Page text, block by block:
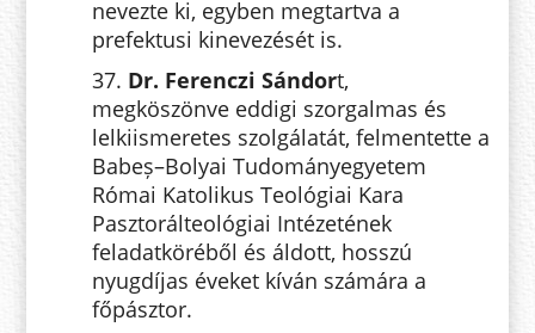
nevezte ki, egyben megtartva a
prefektusi kinevezését is.
37. Dr. Ferenczi Sándort,
megköszönve eddigi szorgalmas és
lelkiismeretes szolgálatát, felmentette a
Babeș–Bolyai Tudományegyetem
Római Katolikus Teológiai Kara
Pasztorálteológiai Intézetének
feladatköréből és áldott, hosszú
nyugdíjas éveket kíván számára a
főpásztor.